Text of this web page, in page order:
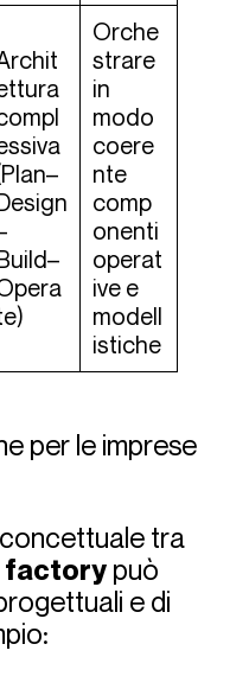
Orche
strare
in
modo
coere
nte
comp
onenti
operat
ive e
modell
istiche
per le imprese
tra
factory può
e di